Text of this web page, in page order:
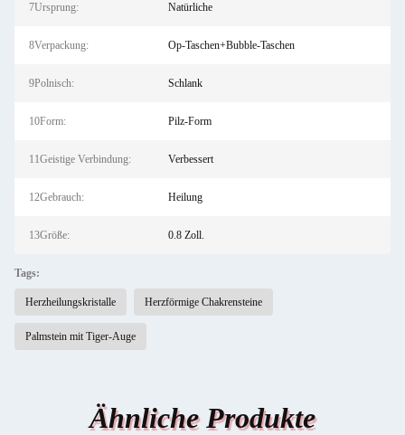
7Ursprung: Natürliche
8Verpackung: Op-Taschen+Bubble-Taschen
9Polnisch: Schlank
10Form: Pilz-Form
11Geistige Verbindung: Verbessert
12Gebrauch: Heilung
13Größe: 0.8 Zoll.
Tags:
Herzheilungskristalle Herzförmige Chakrensteine
Palmstein mit Tiger-Auge
Ähnliche Produkte